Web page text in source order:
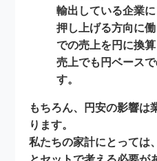
輸出している企業
押し上げる方向に
での売上を円に換
売上でも円ベース
す。
もちろん、円安の影響は
ります。
私たちの家計にとっては